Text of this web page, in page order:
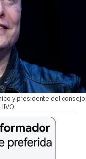
y presidente del consejo